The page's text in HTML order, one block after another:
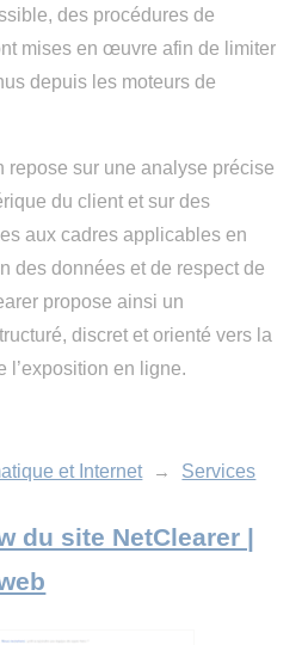
des procédures de
mises en œuvre afin de limiter
depuis les moteurs de
repose sur une analyse précise
du client et sur des
aux cadres applicables en
des données et de respect de
propose ainsi un
discret et orienté vers la
l’exposition en ligne.
et Internet → Services
du site NetClearer |